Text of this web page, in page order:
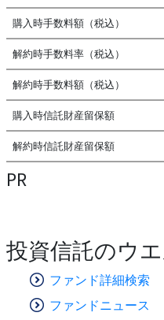
購入時手数料額（税込）
解約時手数料率（税込）
解約時手数料額（税込）
購入時信託財産留保額
解約時信託財産留保額
PR
投資信託のウ
ファンド詳細検索
ファンドニュース